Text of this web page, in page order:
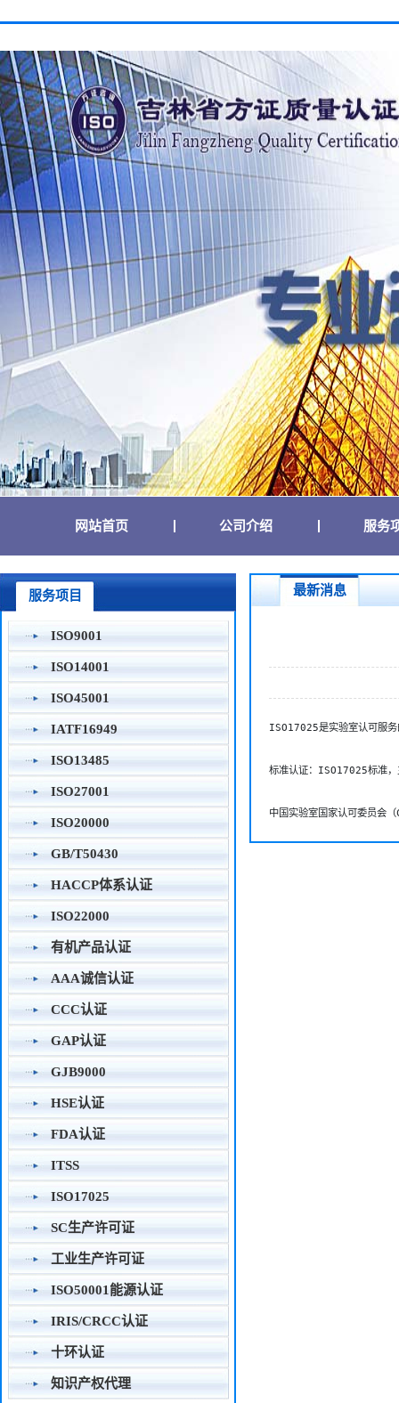
网站首页(current) 公司介绍(current) 服务
服务项目
ISO9001
ISO14001
ISO45001
IATF16949
ISO13485
ISO27001
ISO20000
GB/T50430
HACCP体系认证
ISO22000
有机产品认证
AAA诚信认证
CCC认证
GAP认证
GJB9000
HSE认证
FDA认证
ITSS
ISO17025
SC生产许可证
工业生产许可证
ISO50001能源认证
IRIS/CRCC认证
十环认证
知识产权代理
最新消息
ISO17025是实验室认可服
标准认证：ISO17025标准，
中国实验室国家认可委员会